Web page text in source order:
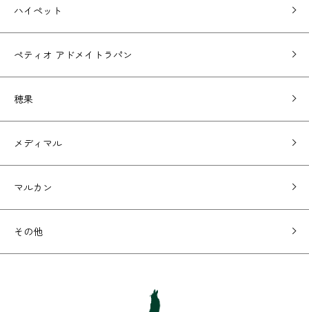
ハイペット
ペティオ アドメイトラパン
穂果
メディマル
マルカン
その他